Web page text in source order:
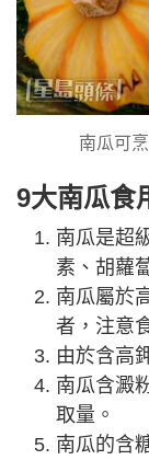
南瓜可
9大南瓜食
南瓜是超
素、胡蘿
南瓜屬於
者，注意
由於含高
南瓜含澱
取量。
南瓜的含